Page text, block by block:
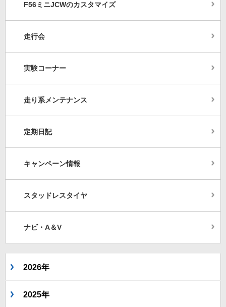
F56ミニJCWのカスタマイズ
走行会
実験コーナー
走り系メンテナンス
定期日記
キャンペーン情報
スタッドレスタイヤ
ナビ・A＆V
2026年
2025年